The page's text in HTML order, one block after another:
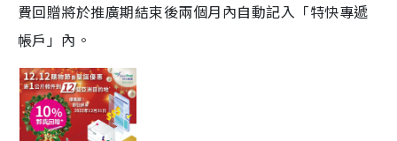
費回贈將於推廣期結束後兩個月內自動記入「特快專遞
帳戶」內。